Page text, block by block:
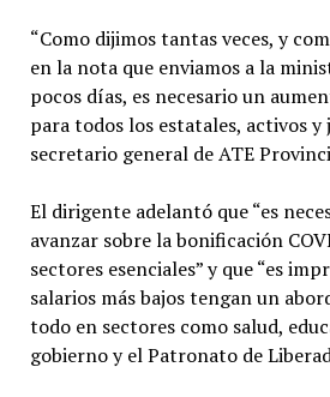
“Como dijimos tantas veces, y
en la nota que enviamos a la
pocos días, es necesario un
para todos los estatales, activos y
secretario general de ATE
El dirigente adelantó que “es
avanzar sobre la bonificación
sectores esenciales” y que “es
salarios más bajos tengan un
todo en sectores como salud,
gobierno y el Patronato de